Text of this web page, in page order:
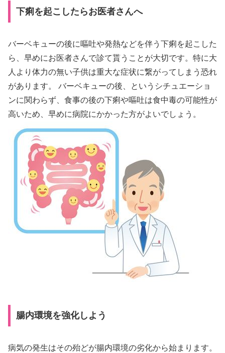
下痢を起こしたらお医者さんへ
バーベキューの後に嘔吐や発熱などを伴う下痢を起こした
ら、早めにお医者さんで診て貰うことが大切です。特に大
人より体力の無い子供は重大な症状に繋がってしまう恐れ
があります。 バーベキューの後、というシチュエーショ
ンに関わらず、食事の後の下痢や嘔吐は食中毒の可能性が
高いため、早めに病院にかかった方がよいでしょう。
腸内環境を強化しよう
病気の発生はその殆どが腸内環境の劣化から始まります。